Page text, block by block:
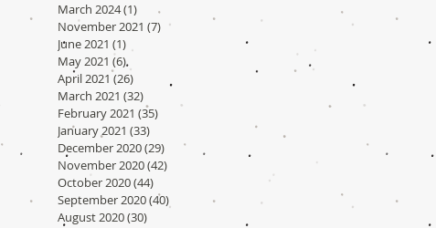
March 2024(1) 1 post
November 2021 (7) 7 posts
June 2021 (1)
May 2021 (6)6 posts
April 2021 (26)
March 2021 (32)
February 2021 (35)
January 2021 (33)
December 2020(29) 29 posts
November 2020(42)
October 2020(44)
September 2020(40) 40 posts
August 2020(30)